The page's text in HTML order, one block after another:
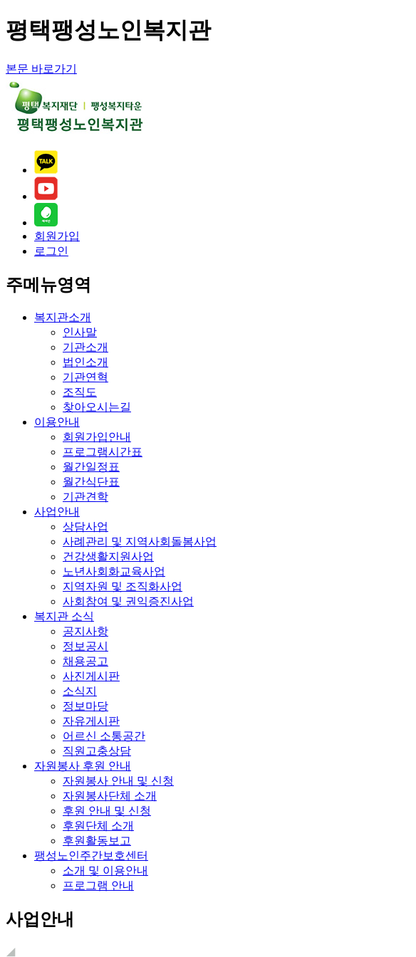
평택팽성노인복지관
본문 바로가기
회원가입
로그인
주메뉴영역
복지관소개
인사말
기관소개
법인소개
기관연혁
조직도
찾아오시는길
이용안내
회원가입안내
프로그램시간표
월간일정표
월간식단표
기관견학
사업안내
상담사업
사례관리 및 지역사회돌봄사업
건강생활지원사업
노년사회화교육사업
지역자원 및 조직화사업
사회참여 및 권익증진사업
복지관 소식
공지사항
정보공시
채용공고
사진게시판
소식지
정보마당
자유게시판
어르신 소통공간
직원고충상담
자원봉사 후원 안내
자원봉사 안내 및 신청
자원봉사단체 소개
후원 안내 및 신청
후원단체 소개
후원활동보고
팽성노인주간보호센터
소개 및 이용안내
프로그램 안내
사업안내